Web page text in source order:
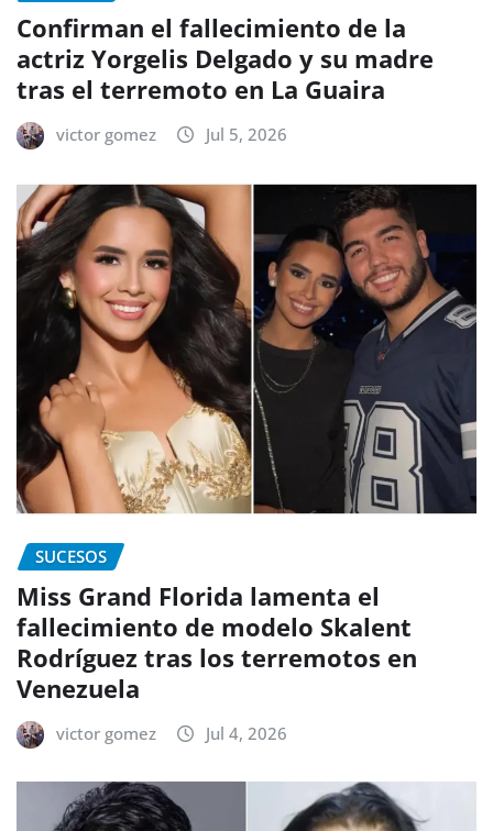
Confirman el fallecimiento de la
actriz Yorgelis Delgado y su madre
tras el terremoto en La Guaira
victor gomez Jul 5, 2026
SUCESOS
Miss Grand Florida lamenta el
fallecimiento de modelo Skalent
Rodríguez tras los terremotos en
Venezuela
victor gomez Jul 4, 2026